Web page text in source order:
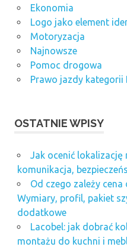
Ekonomia
Logo jako element
Motoryzacja
Najnowsze
Pomoc drogowa
Prawo jazdy kategorii
OSTATNIE WPISY
Jak ocenić
komunikacja,
Od czego zależy
Wymiary, profil, pakiet
dodatkowe
Lacobel: jak dobrać
montażu do kuchni i